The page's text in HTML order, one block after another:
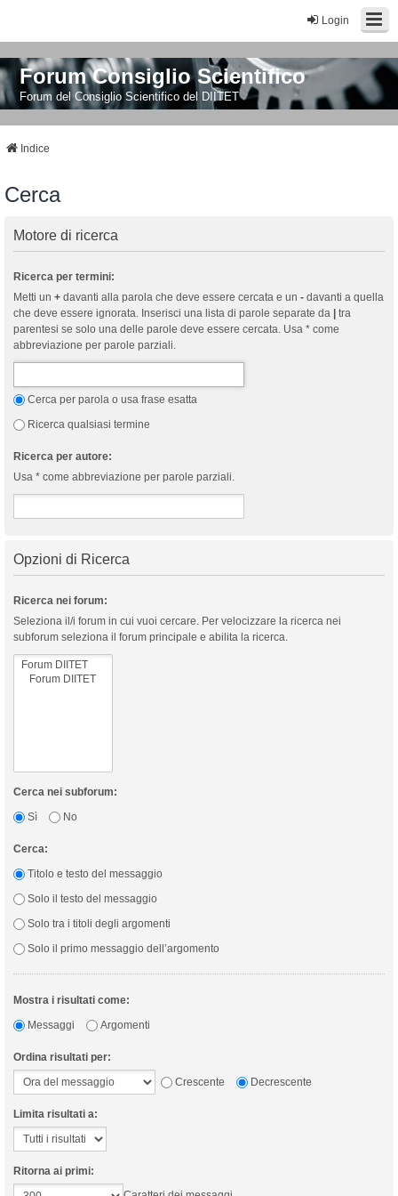
Login
Forum Consiglio Scientifico
Forum del Consiglio Scientifico del DIITET
Indice
Cerca
Motore di ricerca
Ricerca per termini:
Metti un + davanti alla parola che deve essere cercata e un - davanti a quella
che deve essere ignorata. Inserisci una lista di parole separate da
tra
parentesi se solo una delle parole deve essere cercata. Usa * come
abbreviazione per parole parziali.
Cerca per parola o usa frase esatta
Ricerca qualsiasi termine
Ricerca per autore:
Usa * come abbreviazione per parole parziali.
Opzioni di Ricerca
Ricerca nei forum:
Seleziona il/i forum in cui vuoi cercare. Per velocizzare la ricerca nei
subforum seleziona il forum principale e abilita la ricerca.
Cerca nei subforum:
Sì
No
Cerca:
Titolo e testo del messaggio
Solo il testo del messaggio
Solo tra i titoli degli argomenti
Solo il primo messaggio dell’argomento
Mostra i risultati come:
Messaggi
Argomenti
Ordina risultati per:
Crescente
Decrescente
Limita risultati a:
Ritorna ai primi: